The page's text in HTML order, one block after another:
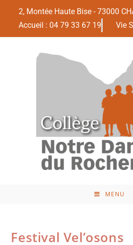
2, Montée Haute Bise - 73000
Accueil : 04 79 33 67 19
Vie
MENU
Festival Vel’osons